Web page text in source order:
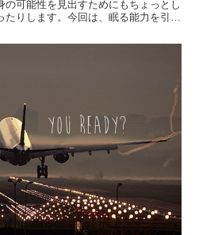
可能性を見出すためにもちょっとし
りします。今回は、眠る能力を引き
尋ねる質問に対して、あなたの答えを